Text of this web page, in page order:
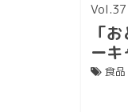
37
「
ーキ
食品